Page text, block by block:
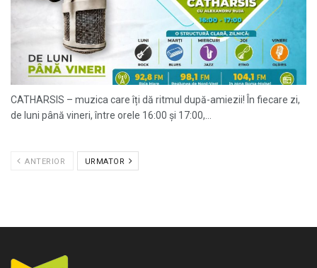
CATHARSIS – muzica care îți dă ritmul după-amiezii! În fiecare zi,
de luni până vineri, între orele 16:00 și 17:00,...
ANTERIOR URMATOR